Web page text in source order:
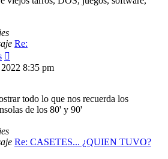
Re:
último8:35 pm
todo lo que nos recuerda los
de los 80' y 90'
Re: CASETES... ¿QUIEN TUVO?